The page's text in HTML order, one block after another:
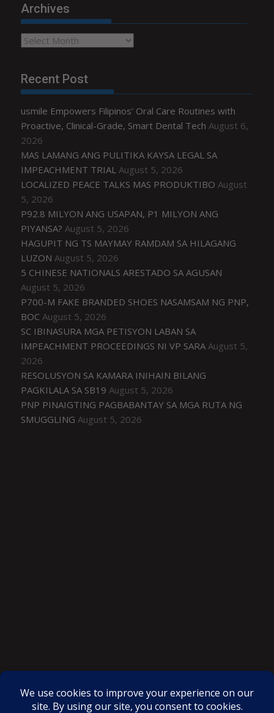
Archives
Archives
Recent Post
usmile Empowers Filipinos’ Oral Care Routines with
Proactive, Clinical-Grade, Smart Dental Tech August 6,
2026
MAS LAMANG ANG PULITIKA KAYSA LEGAL SA
IMPEACHMENT TRIAL August 5, 2026
LOCALIZED PEACE TALKS MAS PRODUKTIBO August
5, 2026
P92.8 MILYON ANG USAPAN, P1 MILYON ANG
PIYANSA? August 5, 2026
HAGUPIT NG TS MAYMAY RAMDAM SA HILAGANG
LUZON August 5, 2026
5 CHINESE NATIONALS ARESTADO SA AGUSAN
August 5, 2026
P700-M FAKE BRANDED SHOES NASAMSAM NG PNP,
BOC August 5, 2026
SC IBINASURA MGA PETISYON LABAN SA
IMPEACHMENT PROCEEDINGS NI VP SARA August 5,
2026
RESOLUSYON SA KAMARA INIHAIN BILANG
PAGKILALA SA SB19 August 5, 2026
PNP PINAIGTING PAGBABANTAY SA MGA RUTA NG
SMUGGLING August 5, 2026